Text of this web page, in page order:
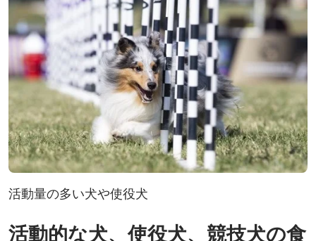
活動量の多い犬や使役犬
活動的な犬、使役犬、競技​犬の食